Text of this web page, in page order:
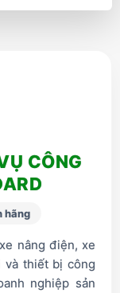
CÔNG
hãng
nâng điện, xe
và thiết bị công
nghiệp sản